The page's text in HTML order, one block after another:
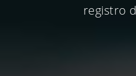
registro